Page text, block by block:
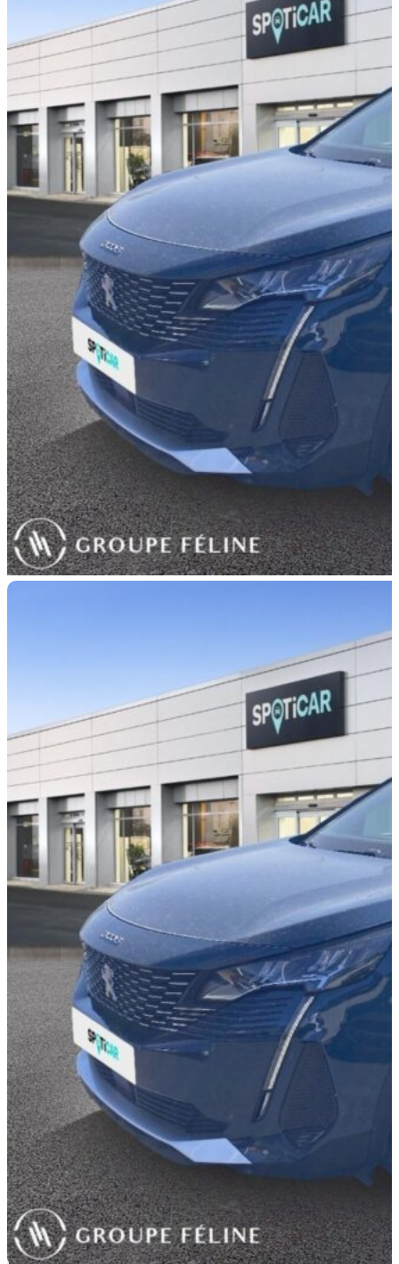
PEUGEOT 3008
HYBRID 225ch Allure Pack
e-EAT8
DISPONIBILITÉ EN
CONCESSION
19 990 €
Spoticar-